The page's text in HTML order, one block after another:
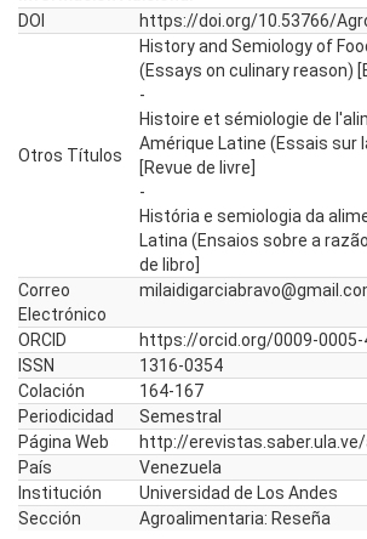
DOI
https://doi.org/10.53766/
Otros Títulos
History and Semiology of
(Essays on culinary reason)
-
Histoire et sémiologie de
Amérique Latine (Essais sur
[Revue de livre]
-
História e semiologia da
Latina (Ensaios sobre a
de libro]
Correo
Electrónico
ORCID
https://orcid.org/0009-0005-
ISSN
1316-0354
Colación
164-167
Periodicidad
Semestral
Página Web
http://
País
Venezuela
Institución
Universidad de Los Andes
Sección
Agroalimentaria: Reseña